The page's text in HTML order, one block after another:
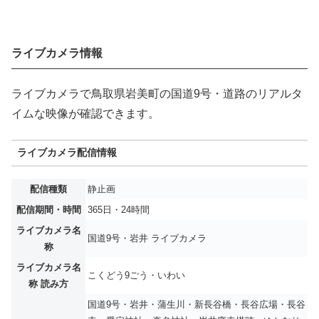
ライブカメラ情報
ライブカメラで鳥取県岩美町の国道9号・道路のリアルタ
イムな映像が確認できます。
ライブカメラ配信情報
配信種類
静止画
配信期間・時間
365日・24時間
ライブカメラ名
称
国道9号・岩井 ライブカメラ
ライブカメラ名
称 読み方
こくどう9ごう・いわい
国道9号・岩井・蒲生川・新長谷橋・長谷広場・長谷